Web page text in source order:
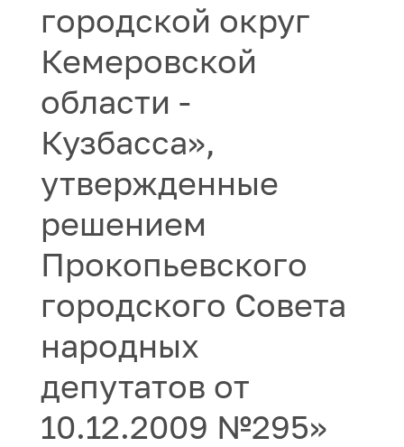
городской округ
Кемеровской
области -
Кузбасса»,
утвержденные
решением
Прокопьевского
городского Совета
народных
депутатов от
10.12.2009 №295»